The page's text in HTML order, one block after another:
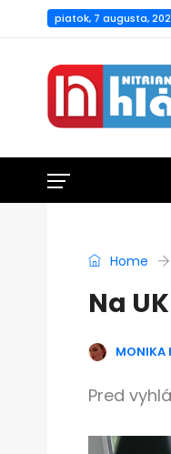
piatok, 7 augusta,
Home
Na
MONIKA
Pred